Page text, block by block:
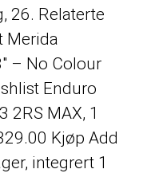
26. Relaterte
Merida
– No Colour
Enduro
2RS MAX, 1
Kjøp Add
integrert 1